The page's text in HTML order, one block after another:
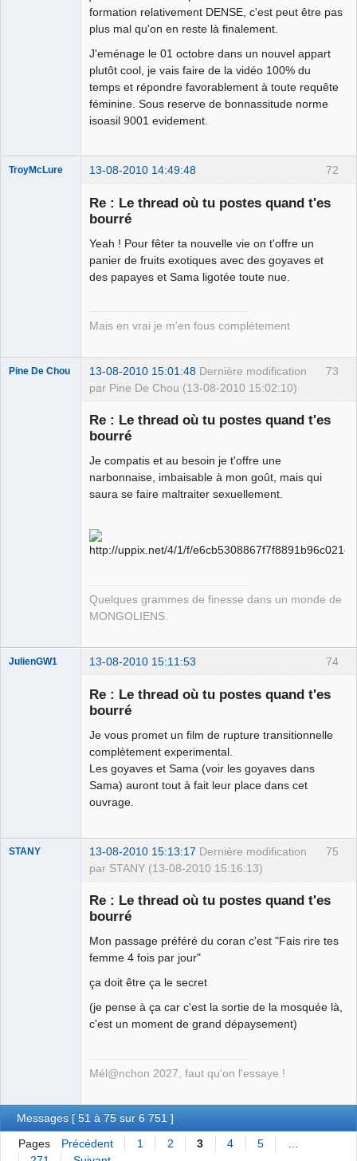
formation relativement DENSE, c'est peut être pas
plus mal qu'on en reste là finalement.
J'eménage le 01 octobre dans un nouvel appart
plutôt cool, je vais faire de la vidéo 100% du
temps et répondre favorablement à toute requête
féminine. Sous reserve de bonnassitude norme
isoasil 9001 evidement.
72
TroyMcLure 13-08-2010 14:49:48
Re : Le thread où tu postes quand t'es
bourré
Yeah ! Pour fêter ta nouvelle vie on t'offre un
panier de fruits exotiques avec des goyaves et
des papayes et Sama ligotée toute nue.
Mais en vrai je m'en fous complètement
73
Pine De Chou 13-08-2010 15:01:48 Dernière modification
par Pine De Chou (13-08-2010 15:02:10)
Re : Le thread où tu postes quand t'es
bourré
Je compatis et au besoin je t'offre une
narbonnaise, imbaisable à mon goût, mais qui
saura se faire maltraiter sexuellement.
Quelques grammes de finesse dans un monde de
MONGOLIENS.
74
JulienGW1 13-08-2010 15:11:53
Re : Le thread où tu postes quand t'es
bourré
Je vous promet un film de rupture transitionnelle
complètement experimental.
Les goyaves et Sama (voir les goyaves dans
Sama) auront tout à fait leur place dans cet
ouvrage.
75
STANY 13-08-2010 15:13:17 Dernière modification
par STANY (13-08-2010 15:16:13)
Re : Le thread où tu postes quand t'es
bourré
Mon passage préféré du coran c'est "Fais rire tes
femme 4 fois par jour"
ça doit être ça le secret
(je pense à ça car c'est la sortie de la mosquée là,
c'est un moment de grand dépaysement)
Mél@nchon 2027, faut qu'on l'essaye !
Messages [ 51 à 75 sur 6 751 ]
Pages Précédent 1 2 3 4 5
…